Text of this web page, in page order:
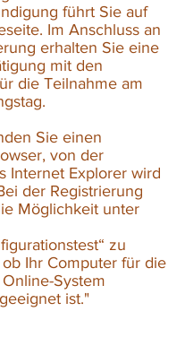
führt Sie auf
Im Anschluss an
erhalten Sie eine
mit den
die Teilnahme am
Sie einen
von der
Internet Explorer wird
der Registrierung
Möglichkeit unter
zu
Ihr Computer für die
System
ist."